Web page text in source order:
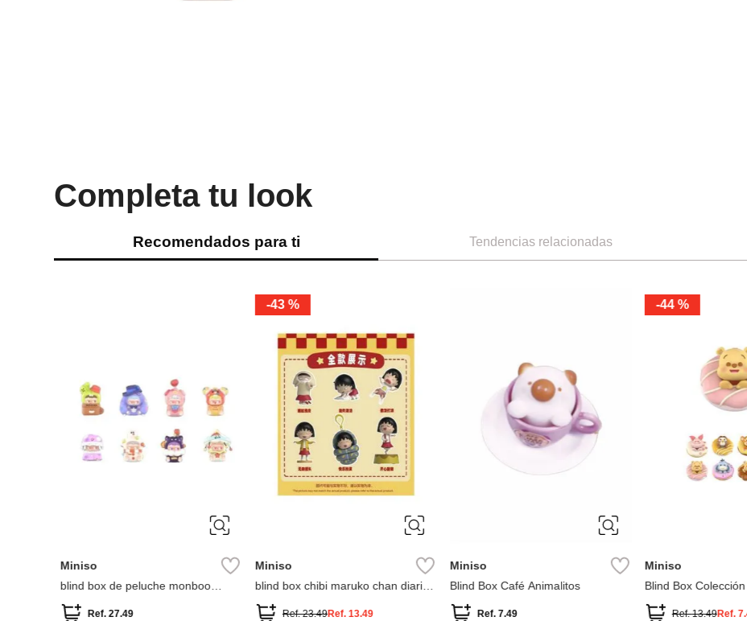
Completa tu look
Recomendados para ti Tendencias relacionadas
Miniso
blind box de peluche monboo
Ref.27.49
-43 %
Miniso
blind box chibi maruko chan diaria
Ref.23.49Ref. 13.49
Miniso
Blind Box Café Animalitos
Ref. 7.49
-44 %
Miniso
Blind Box
Ref.13.49Ref.